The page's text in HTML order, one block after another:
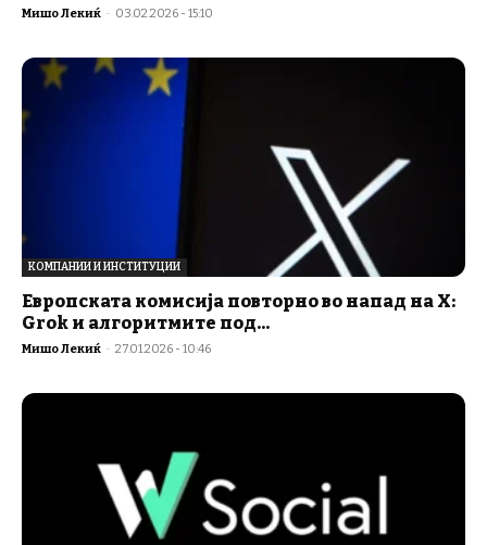
Мишо Лекиќ - 03.02.2026 - 15:10
КОМПАНИИ И ИНСТИТУЦИИ
Европската комисија повторно во напад на Х:
Grok и алгоритмите под...
Мишо Лекиќ - 27.01.2026 - 10:46